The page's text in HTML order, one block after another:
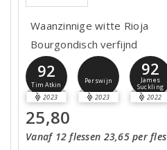
Waanzinnige witte Rioja
Bourgondisch verfijnd
92
Tim Atkin
2023
Perswijn
2023
92
James
Suckling
2022
25,80
Vanaf 12 flessen 23,65 per fles